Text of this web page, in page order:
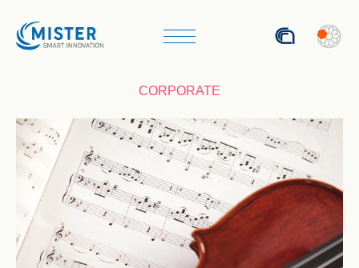
CORPORATE